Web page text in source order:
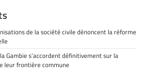
de la société civile dénoncent la réforme
Gambie s’accordent définitivement sur la
leur frontière commune